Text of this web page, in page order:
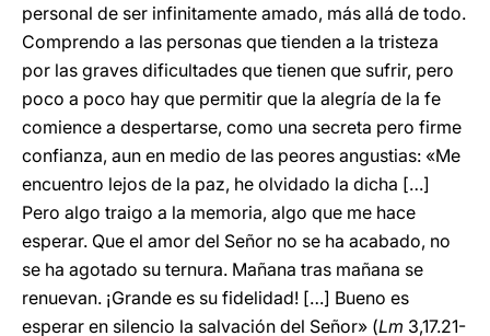
personal de ser infinitamente amado, más allá de todo.
Comprendo a las personas que tienden a la tristeza
por las graves dificultades que tienen que sufrir, pero
poco a poco hay que permitir que la alegría de la fe
comience a despertarse, como una secreta pero firme
confianza, aun en medio de las peores angustias: «Me
encuentro lejos de la paz, he olvidado la dicha […]
Pero algo traigo a la memoria, algo que me hace
esperar. Que el amor del Señor no se ha acabado, no
se ha agotado su ternura. Mañana tras mañana se
renuevan. ¡Grande es su fidelidad! […] Bueno es
esperar en silencio la salvación del Señor» (Lm 3,17.21-